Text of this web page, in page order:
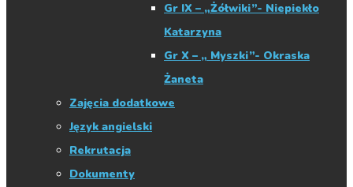
Gr IX – „Żółwiki”- Niepiekło
Katarzyna
Gr X – „ Myszki”- Okraska
Żaneta
Zajęcia dodatkowe
Język angielski
Rekrutacja
Dokumenty